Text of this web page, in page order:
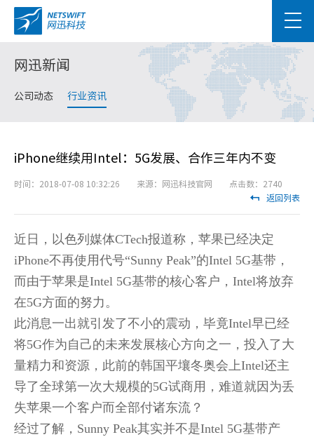
网迅新闻
公司动态 行业资讯
iPhone继续用Intel：5G发展、合作三年内不变
时间：2018-07-08 10:32:26 来源：网迅科技官网 点击数：2740
返回列表
近日，以色列媒体CTech报道称，苹果已经决定
iPhone不再使用代号“Sunny Peak”的Intel 5G基带，
而由于苹果是Intel 5G基带的核心客户，Intel将放弃
在5G方面的努力。
此消息一出就引发了不小的震动，毕竟Intel早已经
将5G作为自己的未来发展核心方向之一，投入了大
量精力和资源，此前的韩国平壤冬奥会上Intel还主
导了全球第一次大规模的5G试商用，难道就因为丢
失苹果一个客户而全部付诸东流？
经过了解，Sunny Peak其实并不是Intel 5G基带产